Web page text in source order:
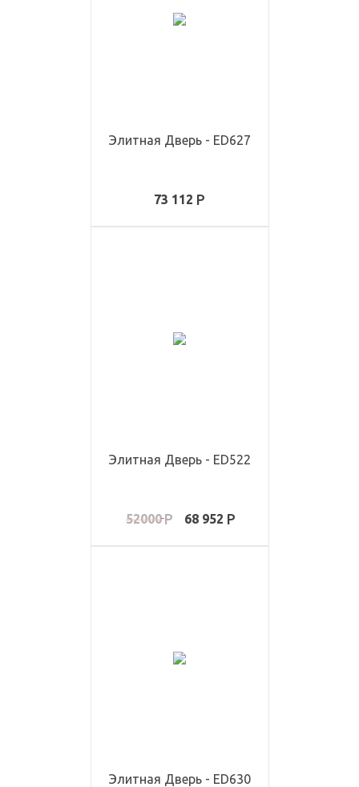
Элитная Дверь - ED627
73 112
Элитная Дверь - ED522
52000 68 952
Элитная Дверь - ED630